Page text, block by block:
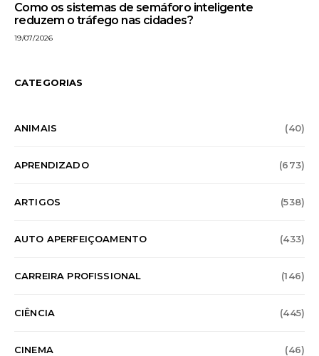
Como os sistemas de semáforo inteligente
reduzem o tráfego nas cidades?
19/07/2026
CATEGORIAS
ANIMAIS (40)
APRENDIZADO (673)
ARTIGOS (538)
AUTO APERFEIÇOAMENTO (433)
CARREIRA PROFISSIONAL (146)
CIÊNCIA (445)
CINEMA (46)